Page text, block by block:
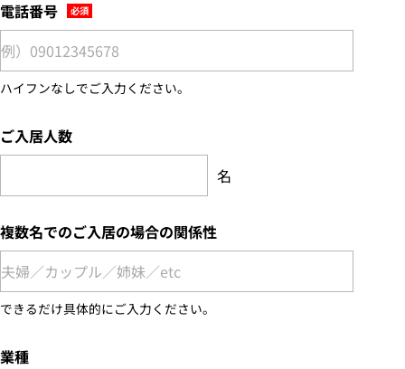
電話番号
ハイフンなしでご入力ください。
ご入居人数
名
複数名でのご入居の場合の関係性
できるだけ具体的にご入力ください。
業種